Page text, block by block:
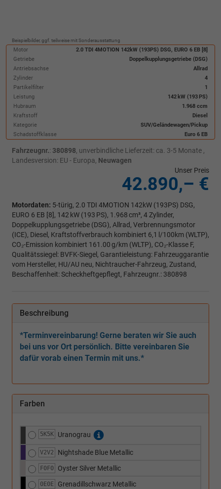
Beispielbilder, ggf. teilweise mit Sonderausstattung
Motor
2.0 TDI 4MOTION 142kW (193PS) DSG, EURO 6 EB [8]
Getriebe
Doppelkupplungsgetriebe (DSG)
Antriebsachse
Allrad
Zylinder
4
Partikelfilter
1
Leistung
142 kW (193 PS)
Hubraum
1.968 ccm
Kraftstoff
Diesel
Kategorie
SUV/Geländewagen/Pickup
Schadstoffklasse
Euro 6 EB
Fahrzeugnr.: 380898, unverbindliche Lieferzeit: ca. 3-5 Monate ,
Landesversion: EU - Europa, Neuwagen
Unser Preis
42.890,– €
Motordaten: 5-türig, 2.0 TDI 4MOTION 142kW (193PS) DSG,
EURO 6 EB [8], 142 kW (193 PS), 1.968 cm³, 4 Zylinder,
Doppelkupplungsgetriebe (DSG), Allrad, Verbrennungsmotor
(ICE), Diesel, Kraftstoffverbrauch kombiniert 6,1 l/100km (WLTP),
CO₂-Emission kombiniert 161.00 g/km (WLTP), CO₂-Klasse F,
Qualitätssiegel: BVFK-Siegel, Garantieleistung: Fahrzeuggarantie
vom Hersteller, HU/AU neu, Nichtraucher-Fahrzeug, Zustand,
Beschaffenheit: Scheckheftgepflegt, Fahrzeugnr.: 380898
Beschreibung
*Terminvereinbarung! Gerne beraten wir Sie auch
bei uns vor Ort persönlich. Bitte vereinbaren Sie
dafür vorab einen Termin mit uns.*
Farben
5K5K Uranograu
V2V2 Nightshade Blue Metallic
F0F0 Oyster Silver Metallic
0E0E Grenadillschwarz Metallic